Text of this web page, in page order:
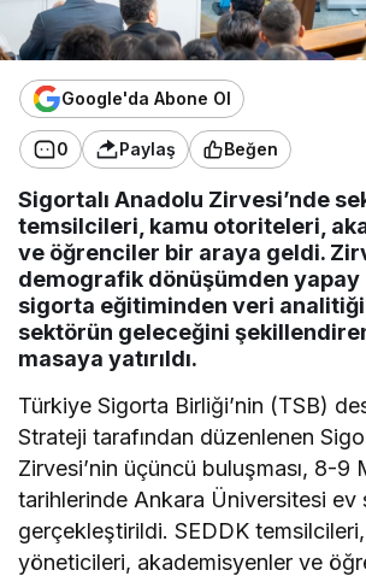
Google'da Abone Ol
0 Paylaş Beğen
Sigortalı Anadolu Zirvesi’nde
temsilcileri, kamu otoriteleri,
ve öğrenciler bir araya geldi.
demografik dönüşümden yapay
sigorta eğitiminden veri
sektörün geleceğini
masaya yatırıldı.
Türkiye Sigorta Birliği’nin (TSB)
Strateji tarafından düzenlenen
Zirvesi’nin üçüncü buluşması, 8-9
tarihlerinde Ankara Üniversitesi ev
gerçekleştirildi. SEDDK
yöneticileri, akademisyenler ve